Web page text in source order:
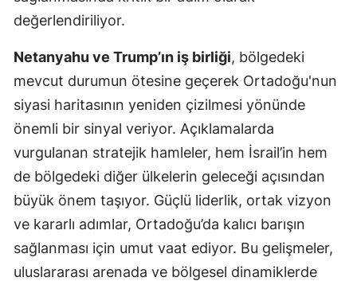
değerlendiriliyor.
Netanyahu ve Trump’ın iş birliği, bölgedeki
mevcut durumun ötesine geçerek Ortadoğu'nun
siyasi haritasının yeniden çizilmesi yönünde
önemli bir sinyal veriyor. Açıklamalarda
vurgulanan stratejik hamleler, hem İsrail’in hem
de bölgedeki diğer ülkelerin geleceği açısından
büyük önem taşıyor. Güçlü liderlik, ortak vizyon
ve kararlı adımlar, Ortadoğu’da kalıcı barışın
sağlanması için umut vaat ediyor. Bu gelişmeler,
uluslararası arenada ve bölgesel dinamiklerde